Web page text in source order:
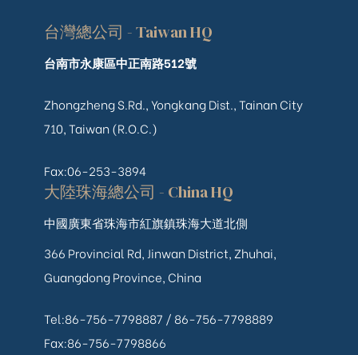
台灣總公司 - Taiwan HQ
台南市永康區中正南路512號
Zhongzheng S.Rd., Yongkang Dist., Tainan City
710, Taiwan (R.O.C.)
Fax:06-253-3894
大陸珠海總公司 - China HQ
中國廣東省珠海市紅旗鎮珠海大道北側
366 Provincial Rd, Jinwan District, Zhuhai,
Guangdong Province, China
Tel:86-756-7798887 / 86-756-7798889
Fax:86-756-7798866